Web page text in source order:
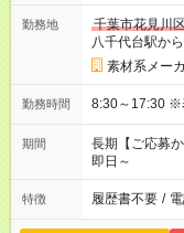
勤務地
千葉市花見川
八千代台駅か
素材系メー
勤務時間
期間
長期【ご応募
即日～
特徴 履歴書不要 /